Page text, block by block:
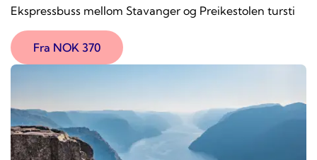
Ekspressbuss mellom Stavanger og Preikestolen tursti
Fra NOK 370